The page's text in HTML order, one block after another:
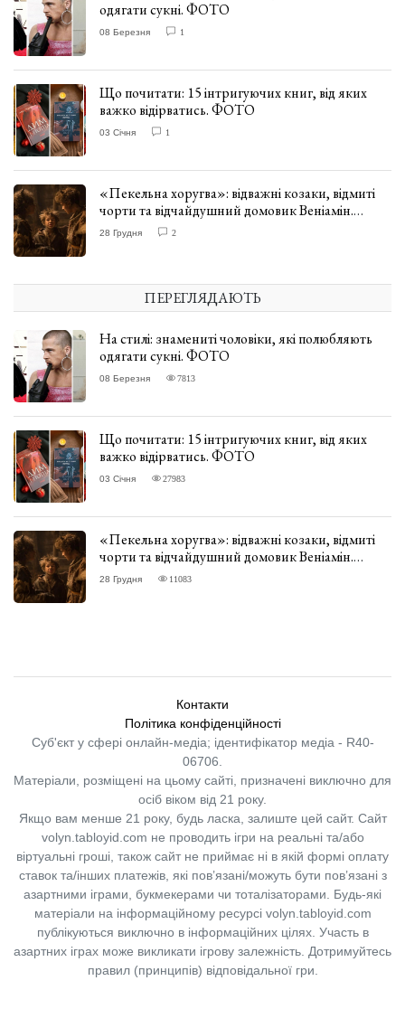
одягати сукні. ФОТО
08 Березня 1
Що почитати: 15 інтригуючих книг, від яких
важко відірватись. ФОТО
03 Січня 1
«Пекельна хоругва»: відважні козаки, відмиті
чорти та відчайдушний домовик Веніамін.
ВІДГУК
28 Грудня 2
ПЕРЕГЛЯДАЮТЬ
На стилі: знамениті чоловіки, які полюбляють
одягати сукні. ФОТО
08 Березня 7813
Що почитати: 15 інтригуючих книг, від яких
важко відірватись. ФОТО
03 Січня 27983
«Пекельна хоругва»: відважні козаки, відмиті
чорти та відчайдушний домовик Веніамін.
ВІДГУК
28 Грудня 11083
Контакти
Політика конфіденційності
Суб'єкт у сфері онлайн-медіа; ідентифікатор медіа - R40-
06706.
Матеріали, розміщені на цьому сайті, призначені виключно для
осіб віком від 21 року.
Якщо вам менше 21 року, будь ласка, залиште цей сайт. Сайт
volyn.tabloyid.com не проводить ігри на реальні та/або
віртуальні гроші, також сайт не приймає ні в якій формі оплату
ставок та/інших платежів, які пов’язані/можуть бути пов’язані з
азартними іграми, букмекерами чи тоталізаторами. Будь-які
матеріали на інформаційному ресурсі volyn.tabloyid.com
публікуються виключно в інформаційних цілях. Участь в
азартних іграх може викликати ігрову залежність. Дотримуйтесь
правил (принципів) відповідальної гри.